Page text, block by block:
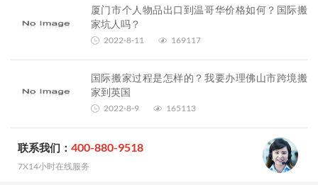
厦门市个人物品出口到温哥华价格如何？国际搬
家坑人吗？
2022-8-11 169117
国际搬家过程是怎样的？我要办理佛山市跨境搬
家到英国
2022-8-9 165113
联系我们： 400-880-9518
7X14小时在线服务